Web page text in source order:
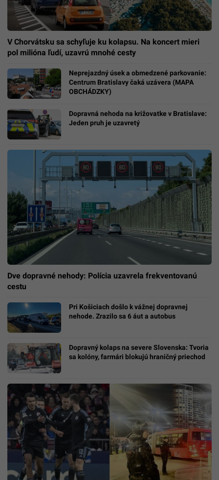
V Chorvátsku sa schyľuje ku kolapsu. Na koncert mieri
pol milióna ľudí, uzavrú mnohé cesty
Neprejazdný úsek a obmedzené parkovanie:
Centrum Bratislavy čaká uzávera (MAPA
OBCHÁDZKY)
Dopravná nehoda na križovatke v Bratislave:
Jeden pruh je uzavretý
Dve dopravné nehody: Polícia uzavrela frekventovanú
cestu
Pri Košiciach došlo k vážnej dopravnej
nehode. Zrazilo sa 6 áut a autobus
Dopravný kolaps na severe Slovenska: Tvoria
sa kolóny, farmári blokujú hraničný priechod